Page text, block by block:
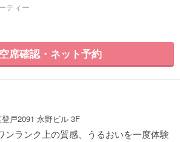
ティー
空席確認・ネット予約
戸2091 永野ビル 3F
ランク上の質感、うるおいを一度体験